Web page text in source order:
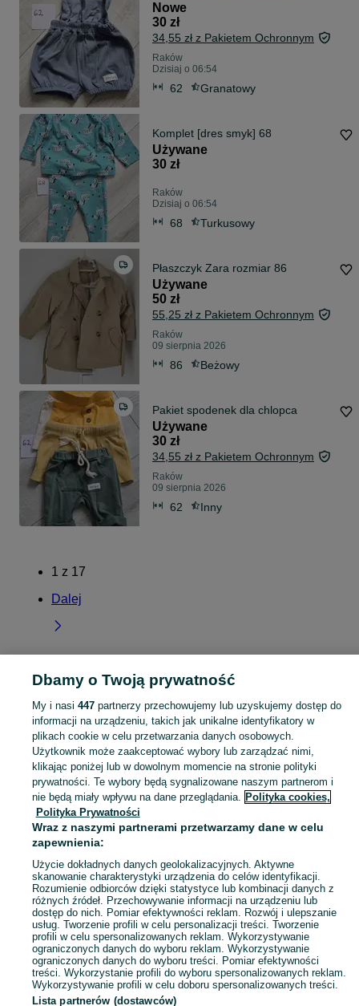
Nowe
30 zł
34,55 zł z Pakietem Ochronnym
Raków
Dzisiaj o 06:54
62 Granatowy
Komplet [dres smyk] 68
Używane
30 zł
Raków
Dzisiaj o 06:54
68 Turkusowy
Płaszczyk Zara rozmiar 86
Używane
50 zł
55,25 zł z Pakietem Ochronnym
Raków
09 sierpnia 2026
86 Beżowy
Pakiet spodenek dla chlopca
Używane
30 zł
34,55 zł z Pakietem Ochronnym
Raków
09 sierpnia 2026
62 Inny
1 z 17
Dalej
Strona główna Łódzkie Raków
KATEGORIA
Skorzystaj z największego serwisu ogłoszeniowego - Raków i okolice! Kupuj to, czego pragniesz i sprzedawaj to, czego już nie potrzebujesz! Zobacz
Mapa kategorii
Mapa miejscowości
Mapa ministron
Popularne wyszukiwania
Dbamy o Twoją prywatność
My i nasi 447partnerzy przechowujemy lub uzyskujemy dostęp do
informacji na urządzeniu, takich jak unikalne identyfikatory w
plikach cookie w celu przetwarzania danych osobowych.
Użytkownik może zaakceptować wybory lub zarządzać nimi,
klikając poniżej lub w dowolnym momencie na stronie polityki
prywatności. Te wybory będą sygnalizowane naszym partnerom i
nie będą miały wpływu na dane przeglądania. Polityka cookies,
Polityka Prywatności
Wraz z naszymi partnerami przetwarzamy dane w celu
zapewnienia:
Użycie dokładnych danych geolokalizacyjnych. Aktywne
skanowanie charakterystyki urządzenia do celów identyfikacji.
Rozumienie odbiorców dzięki statystyce lub kombinacji danych z
różnych źródeł. Przechowywanie informacji na urządzeniu lub
dostęp do nich. Pomiar efektywności reklam. Rozwój i ulepszanie
usług. Tworzenie profili w celu personalizacji treści. Tworzenie
profili w celu spersonalizowanych reklam. Wykorzystywanie
ograniczonych danych do wyboru reklam. Wykorzystywanie
ograniczonych danych do wyboru treści. Pomiar efektywności
treści. Wykorzystanie profili do wyboru spersonalizowanych reklam.
Wykorzystywanie profili w celu doboru spersonalizowanych treści.
Lista partnerów (dostawców)